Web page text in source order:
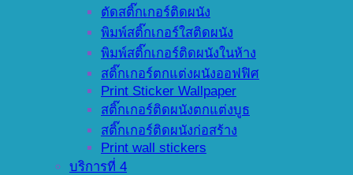
ตัดสติ๊กเกอร์ติดผนัง
พิมพ์สติ๊กเกอร์ใสติดผนัง
พิมพ์สติ๊กเกอร์ติดผนังในห้าง
สติ๊กเกอร์ตกแต่งผนังออฟฟิศ
Print Sticker Wallpaper
สติ๊กเกอร์ติดผนังตกแต่งบูธ
สติ๊กเกอร์ติดผนังก่อสร้าง
Print wall stickers
บริการที่ 4